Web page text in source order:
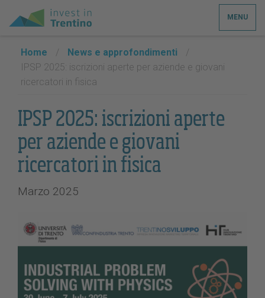
MENU
Home / News e approfondimenti
/
IPSP 2025: iscrizioni aperte per aziende e giovani
ricercatori in fisica
IPSP 2025: iscrizioni aperte
per aziende e giovani
ricercatori in fisica
Marzo 2025